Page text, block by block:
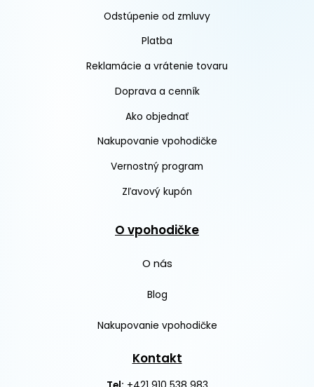
Odstúpenie od zmluvy
Platba
Reklamácie a vrátenie tovaru
Doprava a cenník
Ako objednať
Nakupovanie vpohodičke
Vernostný program
Zľavový kupón
O vpohodičke
O nás
Blog
Nakupovanie vpohodičke
Kontakt